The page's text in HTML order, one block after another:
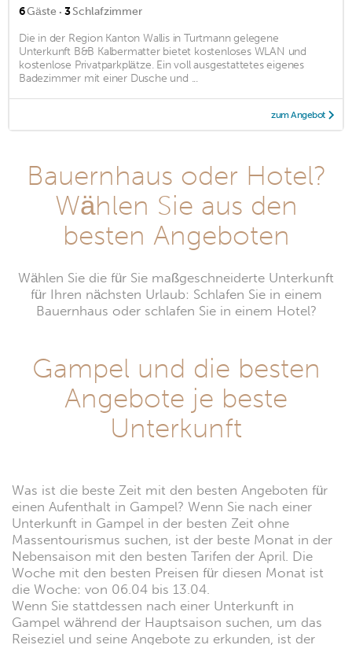
6Gäste · 3Schlafzimmer
Die in der Region Kanton Wallis in Turtmann gelegene
Unterkunft B&B Kalbermatter bietet kostenloses WLAN und
kostenlose Privatparkplätze. Ein voll ausgestattetes eigenes
Badezimmer mit einer Dusche und ...
zum Angebot
Bauernhaus oder Hotel?
Wählen Sie aus den
besten Angeboten
Wählen Sie die für Sie maßgeschneiderte Unterkunft
für Ihren nächsten Urlaub: Schlafen Sie in einem
Bauernhaus oder schlafen Sie in einem Hotel?
Gampel und die besten
Angebote je beste
Unterkunft
Was ist die beste Zeit mit den besten Angeboten für
einen Aufenthalt in Gampel? Wenn Sie nach einer
Unterkunft in Gampel in der besten Zeit ohne
Massentourismus suchen, ist der beste Monat in der
Nebensaison mit den besten Tarifen der April. Die
Woche mit den besten Preisen für diesen Monat ist
die Woche: von 06.04 bis 13.04.
Wenn Sie stattdessen nach einer Unterkunft in
Gampel während der Hauptsaison suchen, um das
Reiseziel und seine Angebote zu erkunden, ist der